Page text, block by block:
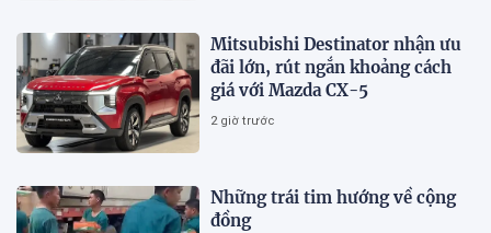
Mitsubishi Destinator nhận ưu
đãi lớn, rút ngắn khoảng cách
giá với Mazda CX-5
2 giờ trước
Những trái tim hướng về cộng
đồng